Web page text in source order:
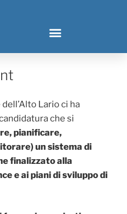
Lario ci ha
che si
pianificare,
un sistema di
finalizzato alla
e ai piani di sviluppo di